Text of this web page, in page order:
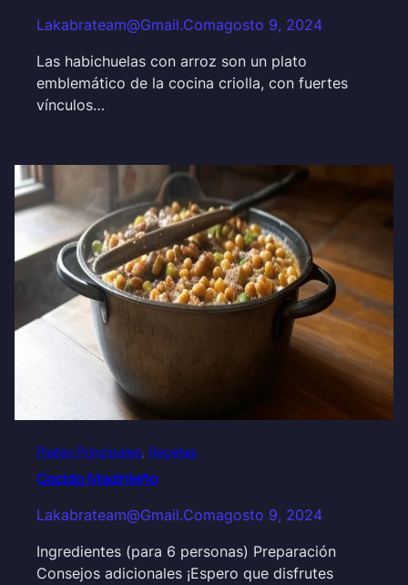
Lakabrateam@gmail.comagosto 9, 2024
Las habichuelas con arroz son un plato
emblemático de la cocina criolla, con fuertes
vínculos…
Platos Principales, Recetas
Cocido Madrileño
Lakabrateam@gmail.comagosto 9, 2024
Ingredientes (para 6 personas) Preparación
Consejos adicionales ¡Espero que disfrutes